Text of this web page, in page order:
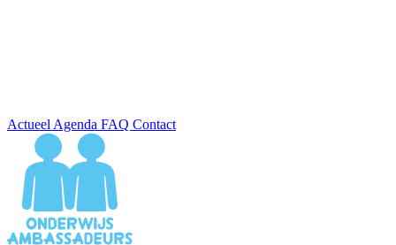
Actueel Agenda FAQ Contact